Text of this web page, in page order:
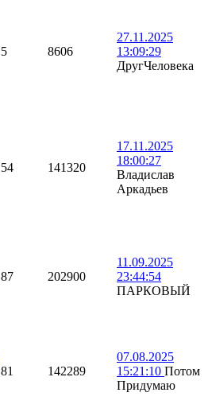
5 8606
27.11.2025
13:09:29
ДругЧеловека
54 141320
17.11.2025
18:00:27
Владислав
Аркадьев
87 202900
11.09.2025
23:44:54
ПАРКОВЫЙ
81 142289
07.08.2025
15:21:10 Потом
Придумаю